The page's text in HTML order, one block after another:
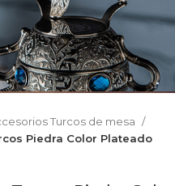
para agrandar
Turcos de mesa
Piedra Color Plateado